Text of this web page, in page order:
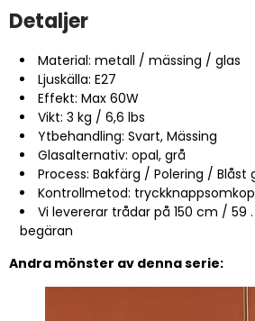
Detaljer
Material: metall / mässing / glas
Ljuskälla: E27
Effekt: Max 60W
Vikt: 3 kg / 6,6 lbs
Ytbehandling: Svart, Mässing
Glasalternativ: opal, grå
Process: Bakfärg / Polering / Blåst
Kontrollmetod:
Vi levererar trådar på 150 cm / 59
begäran
Andra mönster av denna serie: